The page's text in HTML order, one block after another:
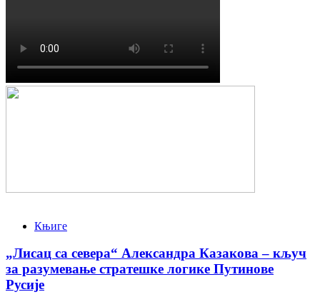
Књиге
„Лисац са севера“ Александра Казакова – кључ
за разумевање стратешке логике Путинове
Русије